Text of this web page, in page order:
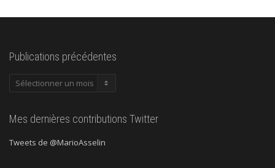
Publications précédentes
Publications
Mes dernières contributions Twitter
Tweets de @MarioAsselin